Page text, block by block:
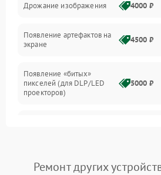
Дрожание изображения 4000 ₽
Появление артефактов на
экране
4500 ₽
Появление «битых»
пикселей (для DLP/LED
проекторов)
5000 ₽
Нестабильная яркость или
контраст
4000 ₽
Ремонт других